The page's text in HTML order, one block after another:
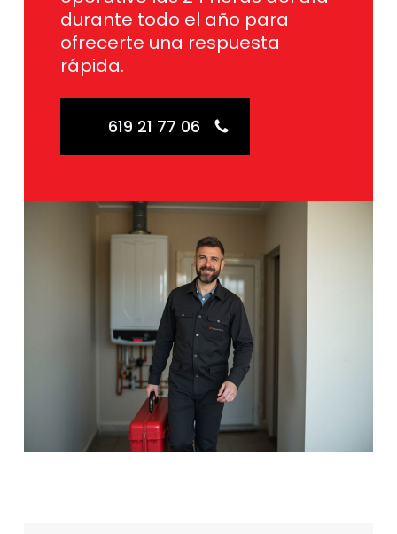
durante todo el año para
ofrecerte una respuesta
rápida.
619 21 77 06